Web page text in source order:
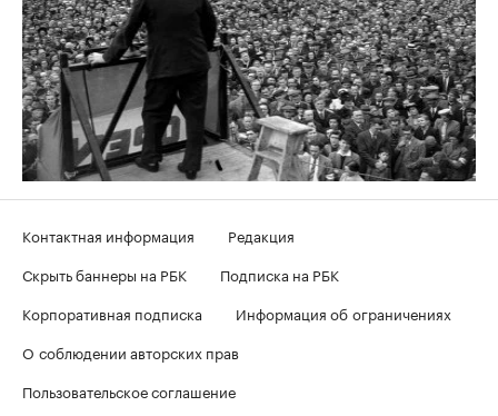
Контактная информация
Редакция
Скрыть баннеры на РБК
Подписка на РБК
Корпоративная подписка
Информация об ограничениях
О соблюдении авторских прав
Пользовательское соглашение